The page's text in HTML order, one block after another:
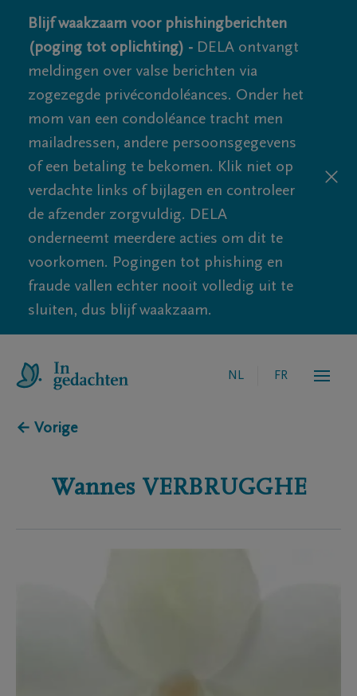
Blijf waakzaam voor phishingberichten
(poging tot oplichting) - DELA ontvangt
meldingen over valse berichten via
zogezegde privécondoléances. Onder het
mom van een condoléance tracht men
mailadressen, andere persoonsgegevens
of een betaling te bekomen. Klik niet op
verdachte links of bijlagen en controleer
de afzender zorgvuldig. DELA
onderneemt meerdere acties om dit te
voorkomen. Pogingen tot phishing en
fraude vallen echter nooit volledig uit te
sluiten, dus blijf waakzaam.
NL FR
← Vorige
Wannes VERBRUGGHE